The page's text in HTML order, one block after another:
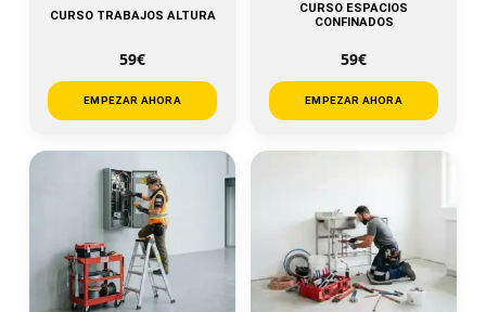
CURSO TRABAJOS ALTURA
59€
EMPEZAR AHORA
CURSO ESPACIOS
CONFINADOS
59€
EMPEZAR AHORA